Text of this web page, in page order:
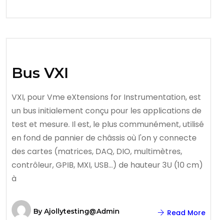
Bus VXI
VXI, pour Vme eXtensions for Instrumentation, est
un bus initialement conçu pour les applications de
test et mesure. Il est, le plus communément, utilisé
en fond de pannier de châssis où l'on y connecte
des cartes (matrices, DAQ, DIO, multimètres,
contrôleur, GPIB, MXI, USB...) de hauteur 3U (10 cm)
à
By Ajollytesting@admin Read More